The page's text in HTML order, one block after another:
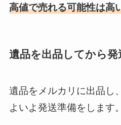
高値で売れる可能性は高
遺品を出品してから
遺品をメルカリに出品し
よいよ発送準備をします。